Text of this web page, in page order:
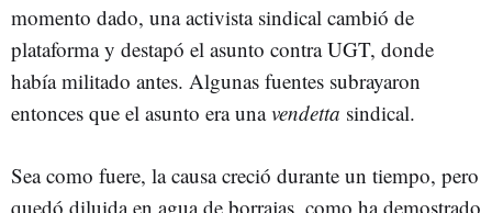
momento dado, una activista sindical cambió de
plataforma y destapó el asunto contra UGT, donde
había militado antes. Algunas fuentes subrayaron
entonces que el asunto era unavendetta sindical.
Sea como fuere, la causa creció durante un tiempo, pero
quedó diluida en agua de borrajas, como ha demostrado